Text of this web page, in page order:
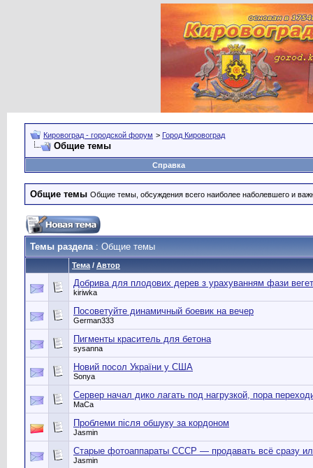
Кировоград - городской форум > Город Кировоград
Общие темы
Справка
Общие темы Общие темы, обсуждения всего наиболее наболевшего и
Темы раздела: Общие темы
Тема / Автор
Добрива для плодових дерев з урахуванням фази
kiriwka
Посоветуйте динамичный боевик на вечер
German333
Пигменты краситель для бетона
sysanna
Новий посол України у США
Sonya
Сервер начал дико лагать под нагрузкой, пора
MaCa
Проблеми після обшуку за кордоном
Jasmin
Старые фотоаппараты СССР — продавать всё сразу
Jasmin